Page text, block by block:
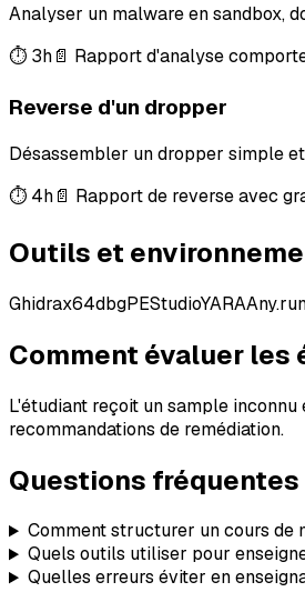
Analyser un malware en sandbox,
⏱ 3h📄 Rapport d'analyse
Reverse d'un dropper
Désassembler un dropper simple
⏱ 4h📄 Rapport de reverse avec
Outils et
Ghidrax64dbgPEStudioYARA
Comment évaluer les
L'étudiant reçoit un sample
recommandations de remédiation.
Questions fréquentes
Comment structurer un cours de
Quels outils utiliser pour
Quelles erreurs éviter en